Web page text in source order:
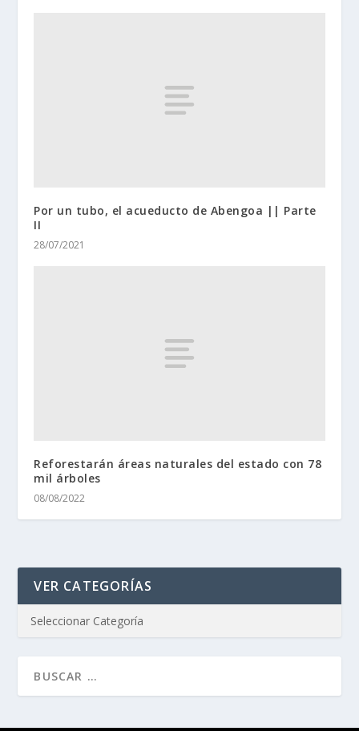
Por un tubo, el acueducto de Abengoa || Parte
II
28/07/2021
Reforestarán áreas naturales del estado con 78
mil árboles
08/08/2022
VER CATEGORÍAS